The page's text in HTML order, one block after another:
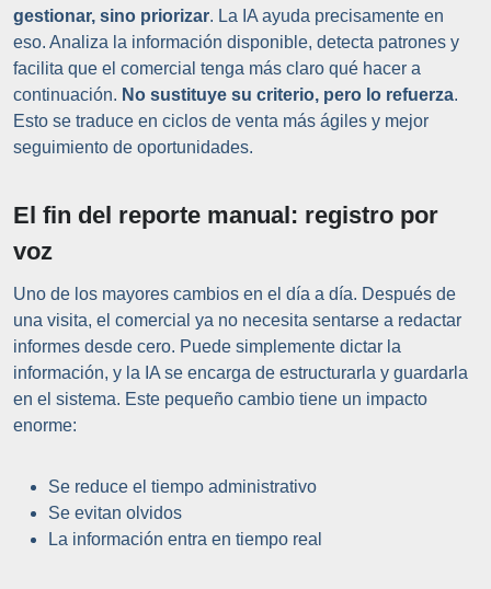
gestionar, sino priorizar. La IA ayuda precisamente en
eso. Analiza la información disponible, detecta patrones y
facilita que el comercial tenga más claro qué hacer a
continuación. No sustituye su criterio, pero lo refuerza.
Esto se traduce en ciclos de venta más ágiles y mejor
seguimiento de oportunidades.
El fin del reporte manual: registro por
voz
Uno de los mayores cambios en el día a día. Después de
una visita, el comercial ya no necesita sentarse a redactar
informes desde cero. Puede simplemente dictar la
información, y la IA se encarga de estructurarla y guardarla
en el sistema. Este pequeño cambio tiene un impacto
enorme:
Se reduce el tiempo administrativo
Se evitan olvidos
La información entra en tiempo real